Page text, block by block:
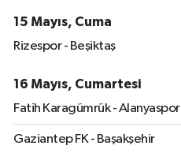
15 Mayıs, Cuma
Rizespor - Beşiktaş
16 Mayıs, Cumartesi
Fatih Karagümrük - Alanyaspor
Gaziantep FK - Başakşehir